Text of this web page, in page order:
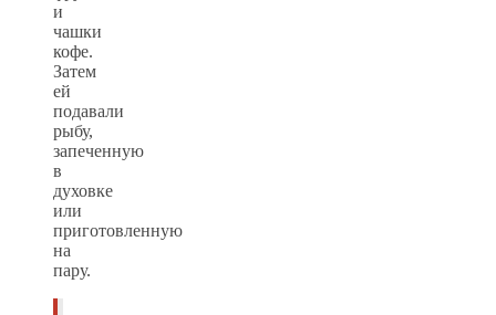
и
чашки
кофе.
Затем
ей
подавали
рыбу,
запеченную
в
духовке
или
приготовленную
на
пару.